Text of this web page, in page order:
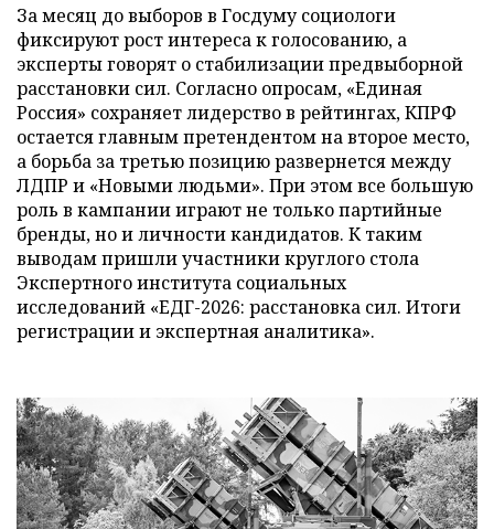
За месяц до выборов в Госдуму социологи
фиксируют рост интереса к голосованию, а
эксперты говорят о стабилизации предвыборной
расстановки сил. Согласно опросам, «Единая
Россия» сохраняет лидерство в рейтингах, КПРФ
остается главным претендентом на второе место,
а борьба за третью позицию развернется между
ЛДПР и «Новыми людьми». При этом все большую
роль в кампании играют не только партийные
бренды, но и личности кандидатов. К таким
выводам пришли участники круглого стола
Экспертного института социальных
исследований «ЕДГ-2026: расстановка сил. Итоги
регистрации и экспертная аналитика».